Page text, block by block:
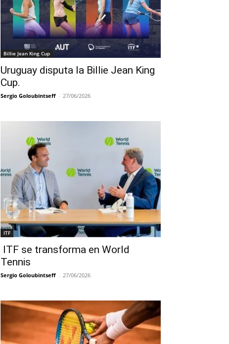
Billie Jean King Cup
Uruguay disputa la Billie Jean King
Cup.
Sergio Goloubintseff - 27/06/2026
ITF
ITF se transforma en World
Tennis
Sergio Goloubintseff - 27/06/2026